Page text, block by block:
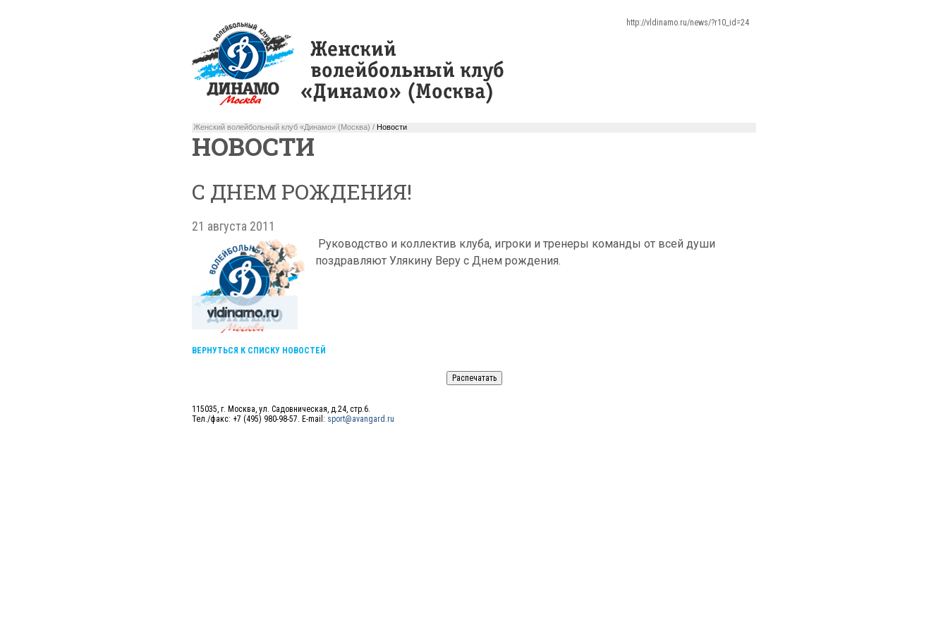
http://vldinamo.ru/news/?r10_id=24
Женский волейбольный клуб «Динамо» (Москва) / Новости
НОВОСТИ
С ДНЕМ РОЖДЕНИЯ!
21 августа 2011
Руководство и коллектив клуба, игроки и тренеры команды от всей души
поздравляют Улякину Веру с Днем рождения.
ВЕРНУТЬСЯ К СПИСКУ НОВОСТЕЙ
115035, г. Москва, ул. Садовническая, д.24, стр.6.
Тел./факс: +7 (495) 980-98-57. E-mail: sport@avangard.ru